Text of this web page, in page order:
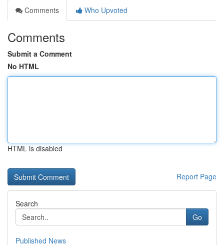
Comments
Who Upvoted
Comments
Submit a Comment
No HTML
HTML is disabled
Report Page
Search
Go
Published News